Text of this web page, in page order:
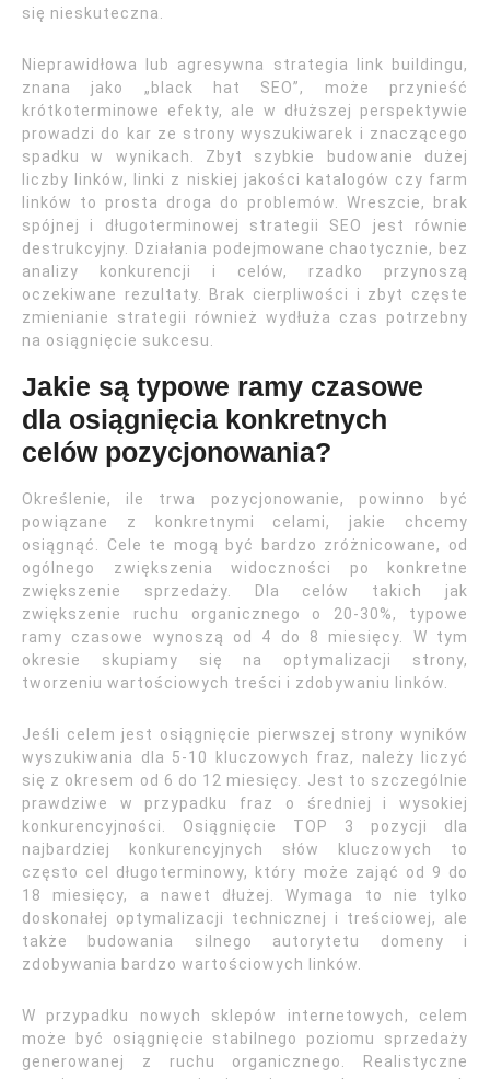
się nieskuteczna.
Nieprawidłowa lub agresywna strategia link buildingu,
znana jako „black hat SEO”, może przynieść
krótkoterminowe efekty, ale w dłuższej perspektywie
prowadzi do kar ze strony wyszukiwarek i znaczącego
spadku w wynikach. Zbyt szybkie budowanie dużej
liczby linków, linki z niskiej jakości katalogów czy farm
linków to prosta droga do problemów. Wreszcie, brak
spójnej i długoterminowej strategii SEO jest równie
destrukcyjny. Działania podejmowane chaotycznie, bez
analizy konkurencji i celów, rzadko przynoszą
oczekiwane rezultaty. Brak cierpliwości i zbyt częste
zmienianie strategii również wydłuża czas potrzebny
na osiągnięcie sukcesu.
Jakie są typowe ramy czasowe
dla osiągnięcia konkretnych
celów pozycjonowania?
Określenie, ile trwa pozycjonowanie, powinno być
powiązane z konkretnymi celami, jakie chcemy
osiągnąć. Cele te mogą być bardzo zróżnicowane, od
ogólnego zwiększenia widoczności po konkretne
zwiększenie sprzedaży. Dla celów takich jak
zwiększenie ruchu organicznego o 20-30%, typowe
ramy czasowe wynoszą od 4 do 8 miesięcy. W tym
okresie skupiamy się na optymalizacji strony,
tworzeniu wartościowych treści i zdobywaniu linków.
Jeśli celem jest osiągnięcie pierwszej strony wyników
wyszukiwania dla 5-10 kluczowych fraz, należy liczyć
się z okresem od 6 do 12 miesięcy. Jest to szczególnie
prawdziwe w przypadku fraz o średniej i wysokiej
konkurencyjności. Osiągnięcie TOP 3 pozycji dla
najbardziej konkurencyjnych słów kluczowych to
często cel długoterminowy, który może zająć od 9 do
18 miesięcy, a nawet dłużej. Wymaga to nie tylko
doskonałej optymalizacji technicznej i treściowej, ale
także budowania silnego autorytetu domeny i
zdobywania bardzo wartościowych linków.
W przypadku nowych sklepów internetowych, celem
może być osiągnięcie stabilnego poziomu sprzedaży
generowanej z ruchu organicznego. Realistyczne